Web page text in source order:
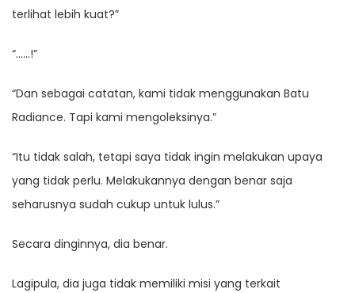
terlihat lebih kuat?”
“……!”
“Dan sebagai catatan, kami tidak menggunakan Batu
Radiance. Tapi kami mengoleksinya.”
“Itu tidak salah, tetapi saya tidak ingin melakukan upaya
yang tidak perlu. Melakukannya dengan benar saja
seharusnya sudah cukup untuk lulus.”
Secara dinginnya, dia benar.
Lagipula, dia juga tidak memiliki misi yang terkait